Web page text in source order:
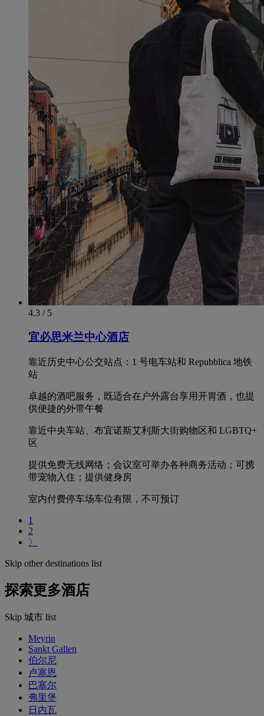
4.3 / 5
宜必思米兰中心酒店
靠近历史中心公交站点：1 号电车站和 Repubblica 地铁
站
卓越的酒吧服务，既适合在户外露台享用开胃酒，也提
供便捷的外带午餐
靠近中央车站、布宜诺斯艾利斯大街购物区和 LGBTQ+
区
提供免费无线网络；会议室可举办各种商务活动；可携
带宠物入住；提供健身房
室内付费停车场车位有限，不可预订
1
2
〉
Skip other destinations list
探索更多酒店
Skip 城市 list
Meyrin
Sankt Gallen
伯尔尼
卢塞恩
巴塞尔
弗里堡
日内瓦